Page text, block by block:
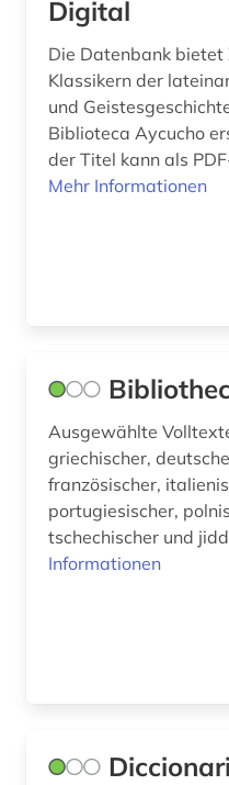
Digital
Die Datenbank
Klassikern der
und
Biblioteca Aycucho
der Titel kann als
Mehr Informationen
Ausgewählte
griechischer,
französischer,
portugiesischer,
tschechischer und
Informationen